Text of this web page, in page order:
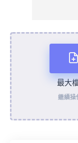
最大
繼續操